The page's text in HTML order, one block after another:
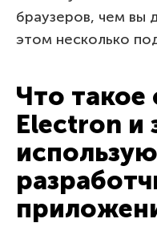
браузеров, чем вы
этом несколько
Что
Electron и